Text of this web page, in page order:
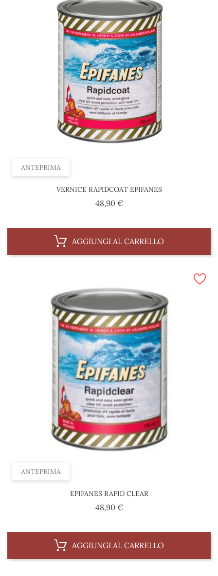
ANTEPRIMA
VERNICE RAPIDCOAT EPIFANES
48,90 €Prezzo
AGGIUNGI AL CARRELLO
ANTEPRIMA
EPIFANES RAPID CLEAR
48,90 €Prezzo
AGGIUNGI AL CARRELLO